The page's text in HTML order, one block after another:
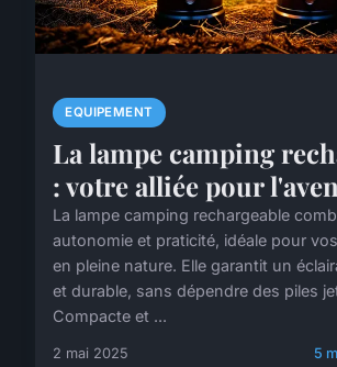
EQUIPEMENT
La lampe camping
: votre alliée pour
La lampe camping rechargeable
autonomie et praticité, idéale pour
en pleine nature. Elle garantit un
et durable, sans dépendre des piles
Compacte et ...
2 mai 2025 5